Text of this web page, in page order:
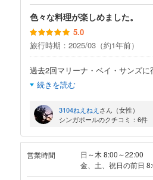
色々な料理が楽しめました。
5.0
旅行時期：2025/03（約1年前）
過去2回マリーナ・ベイ・サンズ
続きを読む
3104ねえねえ さん（女性）
シンガポールのクチコミ：6件
営業時間
日～木 8:00～22:00
金、土、祝日の前日